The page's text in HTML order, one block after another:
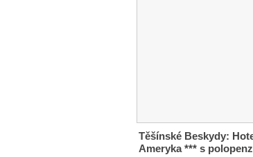
Těšínské Beskydy:
Ameryka *** s